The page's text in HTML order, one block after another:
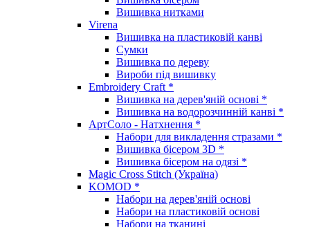
Вишивка нитками
Virena
Вишивка на пластиковій канві
Сумки
Вишивка по дереву
Вироби під вишивку
Embroidery Craft *
Вишивка на дерев'яній основі *
Вишивка на водорозчинній канві *
АртСоло - Натхнення *
Набори для викладення стразами *
Вишивка бісером 3D *
Вишивка бісером на одязі *
Magic Cross Stitch (Україна)
KOMOD *
Набори на дерев'яній основі
Набори на пластиковій основі
Набори на тканині